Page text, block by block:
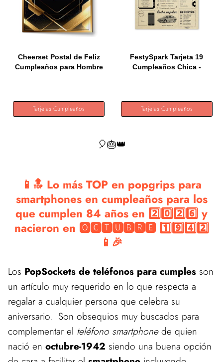
Cheerset Postal de Feliz
Cumpleaños para Hombre
Tarjetas Cumpleaños
FestySpark Tarjeta 19
Cumpleaños Chica -
Tarjetas Cumpleaños
🎈🎂👑
📱🔝 Lo más TOP en popgrips para
smartphones en cumpleaños para los
que cumplen 84 años en 2️⃣0️⃣2️⃣6️⃣ y
nacieron en 🅾🅲🆃🆄🅱🆁🅴 1️⃣9️⃣4️⃣2️⃣
📱🎉
Los PopSockets de teléfonos para cumples son
un artículo muy requerido en lo que respecta a
regalar a cualquier persona que celebra su
aniversario. Son obsequios muy buscados para
complementar el teléfono smartphonede quien
nació en octubre-1942 siendo una buena opción